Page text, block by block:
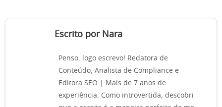
Escrito por Nara
Penso, logo escrevo! Redatora de
Conteúdo, Analista de Compliance e
Editora SEO | Mais de 7 anos de
experiência. Como introvertida, descobri